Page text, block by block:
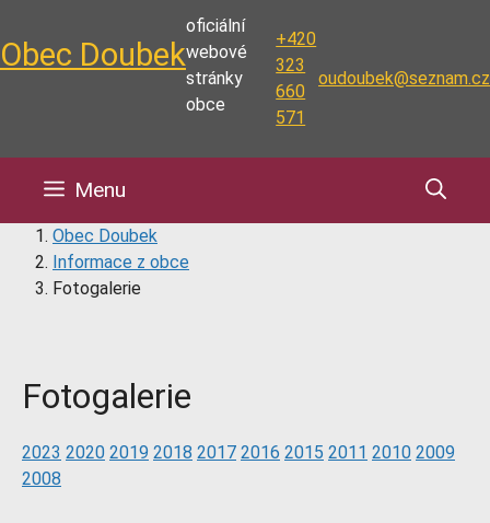
na
obsah
Obec Doubek
oficiální
webové
stránky
obce
+420
323
660
571
oudoubek@seznam.cz
Menu
Obec Doubek
Informace z obce
Fotogalerie
Fotogalerie
2023 2020 2019 2018 2017 2016 2015 2011 2010 2009
2008